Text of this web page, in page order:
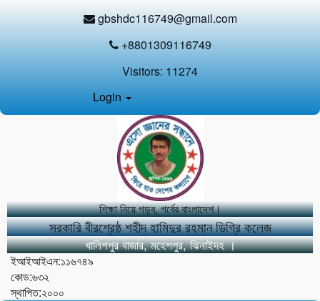
gbshdc116749@gmail.com
+8801309116749
Visitors: 11274
Login
শিক্ষা নিয়ে গড়ব, গর্বের বাংলাদেশ।
সরকারি বীরশ্রেষ্ঠ শহীদ হামিদুর রহমান ডিগ্রি কলেজ
খালিশপুর বাজার, মহেশপুর, ঝিনাইদহ ।
ইআইআইএন:১১৬৭৪৯
কোড:৬৩২
স্থাপিত:২০০০